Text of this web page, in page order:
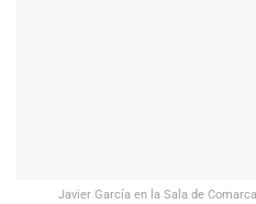
Javier García en la Sala de